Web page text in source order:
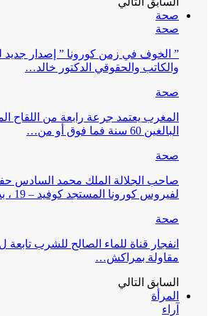
صحة
صحة
” الخوف في زمن كورونا ” إصدار جديد
والكاتب والحقوقي الدكتور خالد…
صحة
المغرب يعتمد جرعة رابعة من اللقاح
البالغين 60 سنة فما فوق أو من…
صحة
صاحب الجلالة الملك محمد السادس
لفيروس كورونا المستجد كوفيد – 19 ، بدون…
صحة
انفجار قناة للماء الصالح للشرب
مقاولة بمراكش…
السابق التالي
المرأة
آراء